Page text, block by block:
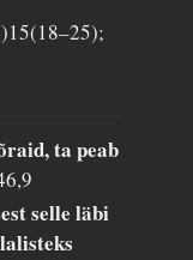
ta peab
selle läbi